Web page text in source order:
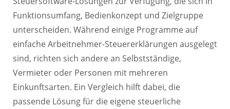
Funktionsumfang, Bedienkonzept und Zielgruppe
unterscheiden. Während einige Programme auf
einfache Arbeitnehmer-Steuererklärungen ausgelegt
sind, richten sich andere an Selbstständige,
Vermieter oder Personen mit mehreren
Einkunftsarten. Ein Vergleich hilft dabei, die
passende Lösung für die eigene steuerliche